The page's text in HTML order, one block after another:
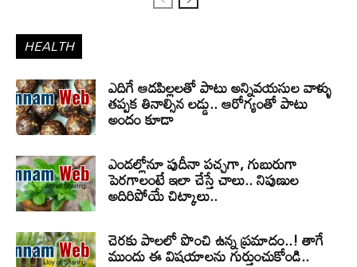
HEALTH
ఎదిగే ఆడపిల్లలతో పాటు అన్నివయసుల వాళ్ళు
తప్పక తినాల్సిన లడ్డు.. ఆరోగ్యంతో పాటు
అందం కూడా
ఎండల్లోనూ పుదీనా పచ్చగా, గుబురుగా
పెరగాలంటే ఇలా చేస్తే చాలు.. నిపుణుల
అదిరిపోయే చిట్కాలు..
చెరకు పాలలో పొంచి ఉన్న ప్రమాదం..! తాగే
ముందు ఈ విషయాలను గుర్తుంచుకోండి..